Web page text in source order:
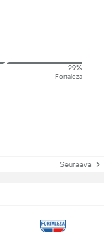
29%
Fortaleza
Seuraava